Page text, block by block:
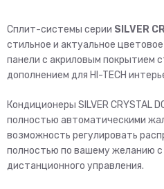
Сплит-системы серии SILVER
cтильное и актуальное
панели с акриловым покрытием
дополнением для HI-TECH
Кондиционеры SILVER CRYSTAL
полностью автоматическими
возможность регулировать
полностью по вашему желанию
дистанционного управления.